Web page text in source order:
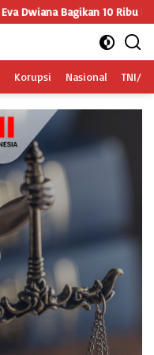
Ribu Bendera Merah Putih
Korupsi Nasional TNI/